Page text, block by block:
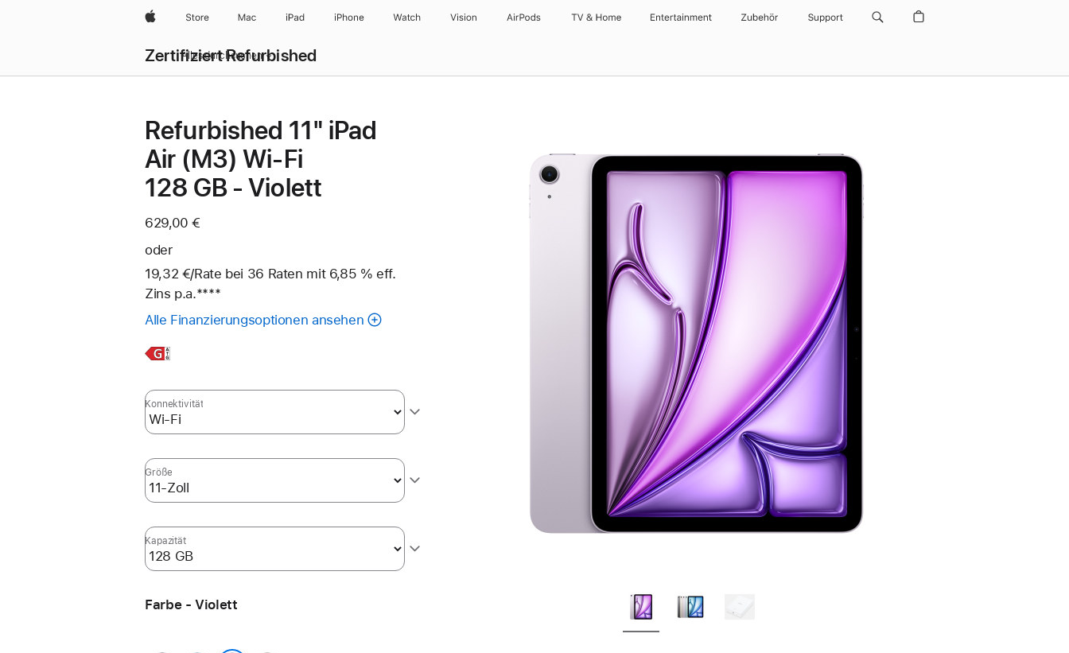
AppleStore Mac iPad iPhone Watch Vision AirPods TV & Home Entertainment Zubehör Support
Zertifiziert Refurbished
Alles durchsuchen
Refurbished 11" iPad
Air (M3) Wi‑Fi
128 GB - Violett
629,00 €
oder
19,32 €/Rate pro
bei 36 Raten Raten
mit 6,85 % eff.
Zins p.a.Fußnote
****
Alle Finanzierungsoptionen ansehen
Weitere
Konnektivität
Größe
Kapazität
Farbe - Violett